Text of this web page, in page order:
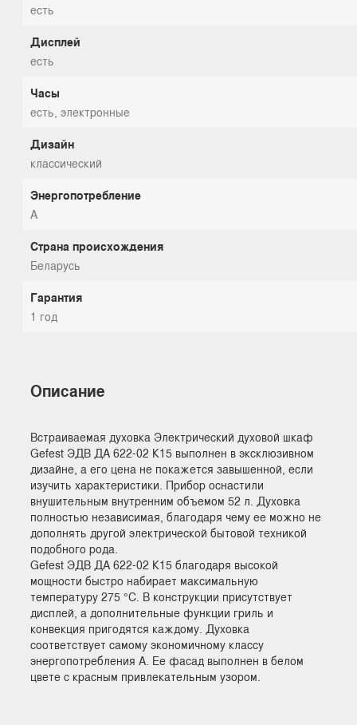
есть
Дисплей
есть
Часы
есть, электронные
Дизайн
классический
Энергопотребление
A
Страна происхождения
Беларусь
Гарантия
1 год
Описание
Встраиваемая духовка Электрический духовой шкаф
Gefest ЭДВ ДА 622-02 К15 выполнен в эксклюзивном
дизайне, а его цена не покажется завышенной, если
изучить характеристики. Прибор оснастили
внушительным внутренним объемом 52 л. Духовка
полностью независимая, благодаря чему ее можно не
дополнять другой электрической бытовой техникой
подобного рода.
Gefest ЭДВ ДА 622-02 К15 благодаря высокой
мощности быстро набирает максимальную
температуру 275 °C. В конструкции присутствует
дисплей, а дополнительные функции гриль и
конвекция пригодятся каждому. Духовка
соответствует самому экономичному классу
энергопотребления А. Ее фасад выполнен в белом
цвете с красным привлекательным узором.